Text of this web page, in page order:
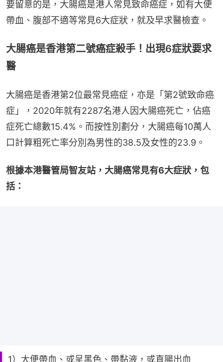
要留意的是，大腸癌是港人常見致命癌症，如有大便
帶血、腹部不適等常見6大症狀，就及早求醫檢查。
大腸癌是香港第二號癌症殺手！出現6症狀要求
醫
大腸癌是香港第2位最常見癌症，亦是「第2號致命癌
症」，2020年就有2287名港人因大腸癌死亡，佔癌
症死亡總數15.4%。而按性別劃分，大腸癌每10萬人
口計算粗死亡率分別為男性的38.5及女性的23.9。
根據本港醫管局智友站，大腸癌常見有6大症狀，包
括：
1）大便帶血、或呈黑色、帶黏液，或直腸出血